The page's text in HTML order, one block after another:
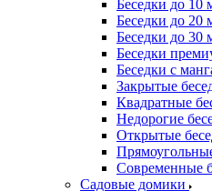
Беседки до 10
Беседки до 20
Беседки до 30
Беседки
Беседки с
Закрытые
Квадратные
Недорогие
Открытые
Современные
Садовые домики